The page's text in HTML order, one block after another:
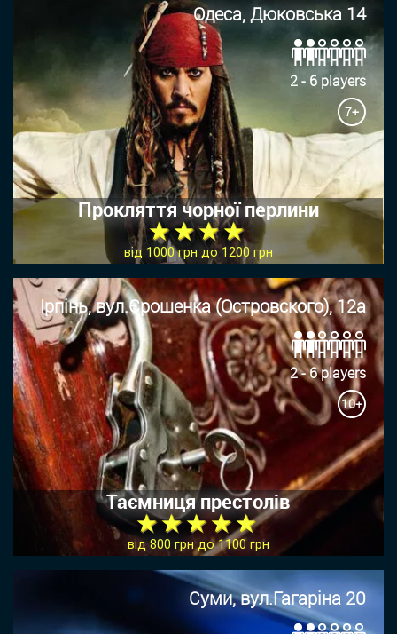
Одеса, Дюковська 14
2 - 6 players
7+
Прокляття чорної перлини
★ ★ ★ ★
від 1000 грн до 1200 грн
Ірпінь, вул.Єрошенка (Островского), 12а
2 - 6 players
10+
Таємниця престолів
★ ★ ★ ★ ★
від 800 грн до 1100 грн
Суми, вул.Гагаріна 20